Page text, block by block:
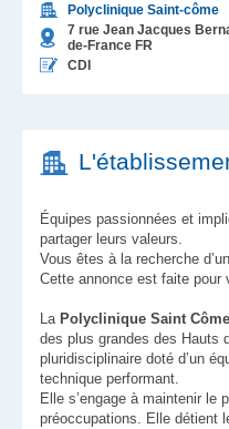
Polyclinique Saint-côme
7 rue Jean Jacques
de-France FR
CDI
Équipes passionnées et
partager leurs valeurs.
Vous êtes à la recherche
Cette annonce est faite pour
La Polyclinique Saint Côme
des plus grandes des Hauts
pluridisciplinaire doté d’un
technique performant.
Elle s’engage à maintenir le
préoccupations. Elle détient